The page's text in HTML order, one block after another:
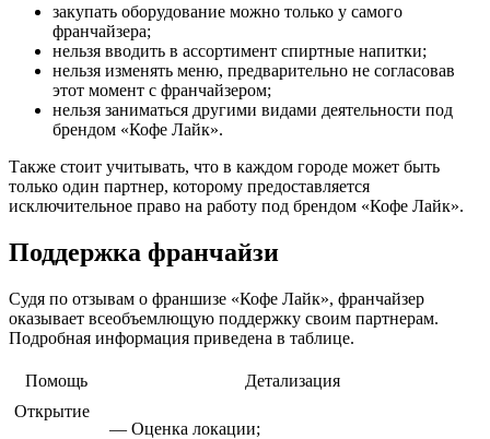
закупать оборудование можно только у самого
франчайзера;
нельзя вводить в ассортимент спиртные напитки;
нельзя изменять меню, предварительно не согласовав
этот момент с франчайзером;
нельзя заниматься другими видами деятельности под
брендом «Кофе Лайк».
Также стоит учитывать, что в каждом городе может быть
только один партнер, которому предоставляется
исключительное право на работу под брендом «Кофе Лайк».
Поддержка франчайзи
Судя по отзывам о франшизе «Кофе Лайк», франчайзер
оказывает всеобъемлющую поддержку своим партнерам.
Подробная информация приведена в таблице.
Помощь
Детализация
Открытие
— Оценка локации;